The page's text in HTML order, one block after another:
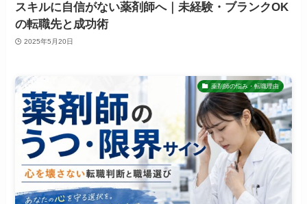
スキルに自信がない薬剤師へ｜未経験・ブランクOK
の転職先と成功術
2025年5月20日
薬剤師の悩み・転職理由